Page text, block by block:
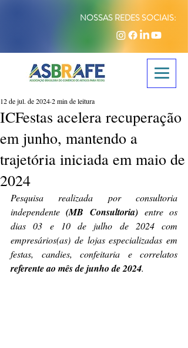
NOSSAS REDES SOCIAIS:
ICFestas acelera recuperação
em junho, mantendo a
trajetória iniciada em maio de
2024
12 de jul. de 20242 min de leitura
Pesquisa realizada por consultoria
independente (MB Consultoria) entre os
dias 03 e 10 de julho de 2024 com
empresários(as) de lojas especializadas em
referente ao mês de junho de 2024.